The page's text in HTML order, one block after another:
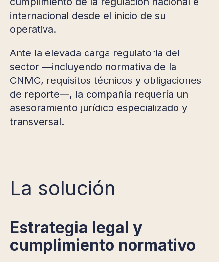
internacional desde el inicio de su
operativa.
Ante la elevada carga regulatoria del
sector —incluyendo normativa de la
CNMC, requisitos técnicos y obligaciones
de reporte—, la compañía requería un
asesoramiento jurídico especializado y
transversal.
La solución
Estrategia legal y
cumplimiento normativo